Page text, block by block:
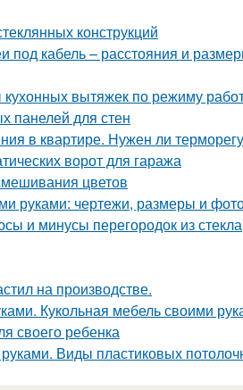
конструкций
под кабель – расстояния и
вытяжек по режиму
панелей для стен
в квартире. Нужен ли
ворот для гаража
цветов
руками: чертежи, размеры и
и минусы перегородок из стекла
на производстве.
Кукольная мебель своими
своего ребенка
Виды пластиковых